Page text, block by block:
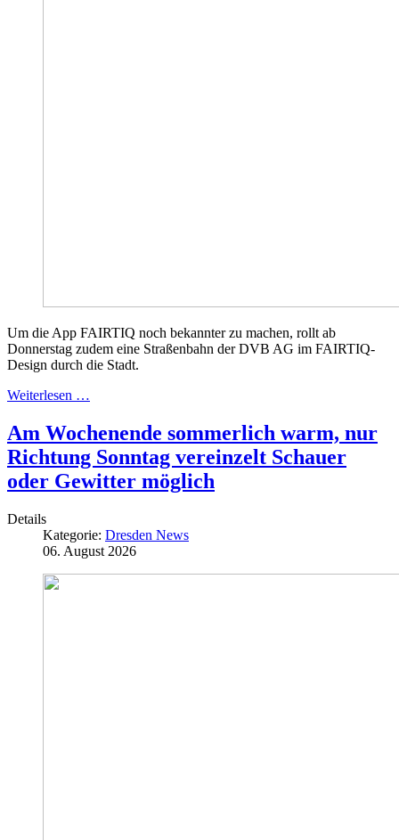
Um die App FAIRTIQ noch bekannter zu machen, rollt ab
Donnerstag zudem eine Straßenbahn der DVB AG im FAIRTIQ-
Design durch die Stadt.
Weiterlesen …
Am Wochenende sommerlich warm, nur
Richtung Sonntag vereinzelt Schauer
oder Gewitter möglich
Details
Kategorie: Dresden News
06. August 2026